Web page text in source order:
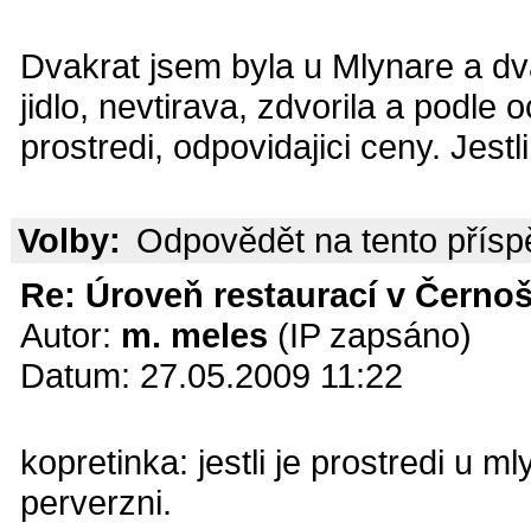
Dvakrat jsem byla u Mlynare a
jidlo, nevtirava, zdvorila a podle
prostredi, odpovidajici ceny.
Volby: Odpovědět na tento
Re: Úroveň restaurací v
Autor: m. meles (IP zapsáno)
Datum: 27.05.2009 11:22
kopretinka: jestli je prostredi u
perverzni.